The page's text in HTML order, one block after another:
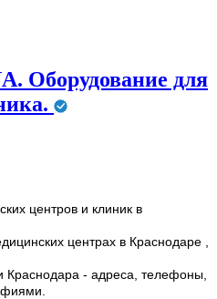
Оборудование для
центров и клиник в
центрах в Краснодаре ,
Краснодара - адреса, телефоны,